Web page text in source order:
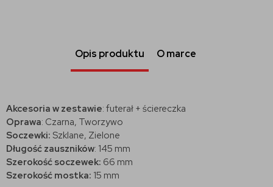
Opis produktu O marce
Akcesoria w zestawie: futerał + ściereczka
Oprawa: Czarna, Tworzywo
Soczewki: Szklane, Zielone
Długość zauszników: 145 mm
Szerokość soczewek: 66 mm
Szerokość mostka: 15 mm